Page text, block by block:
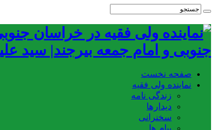
جنوبی و امام جمعه بیرجند| سید
صفحه نخست
نماینده ولی فقیه
زندگی نامه
دیدارها
سخنرانی